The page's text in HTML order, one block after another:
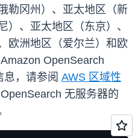
勒冈州）、亚太地区（新
）、亚太地区（东京）、
欧洲地区（爱尔兰）和欧
OpenSearch
，请参阅 AWS 区域性
无服务器的